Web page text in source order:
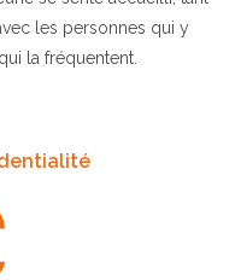
les personnes qui y
la fréquentent.